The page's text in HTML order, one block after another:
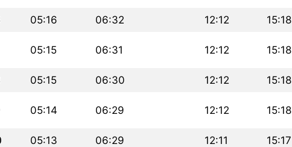
05:16 06:32 12:12 15:18
05:15 06:31 12:12 15:18
05:15 06:30 12:12 15:18
05:14 06:29 12:12 15:18
05:13 06:29 12:11 15:17